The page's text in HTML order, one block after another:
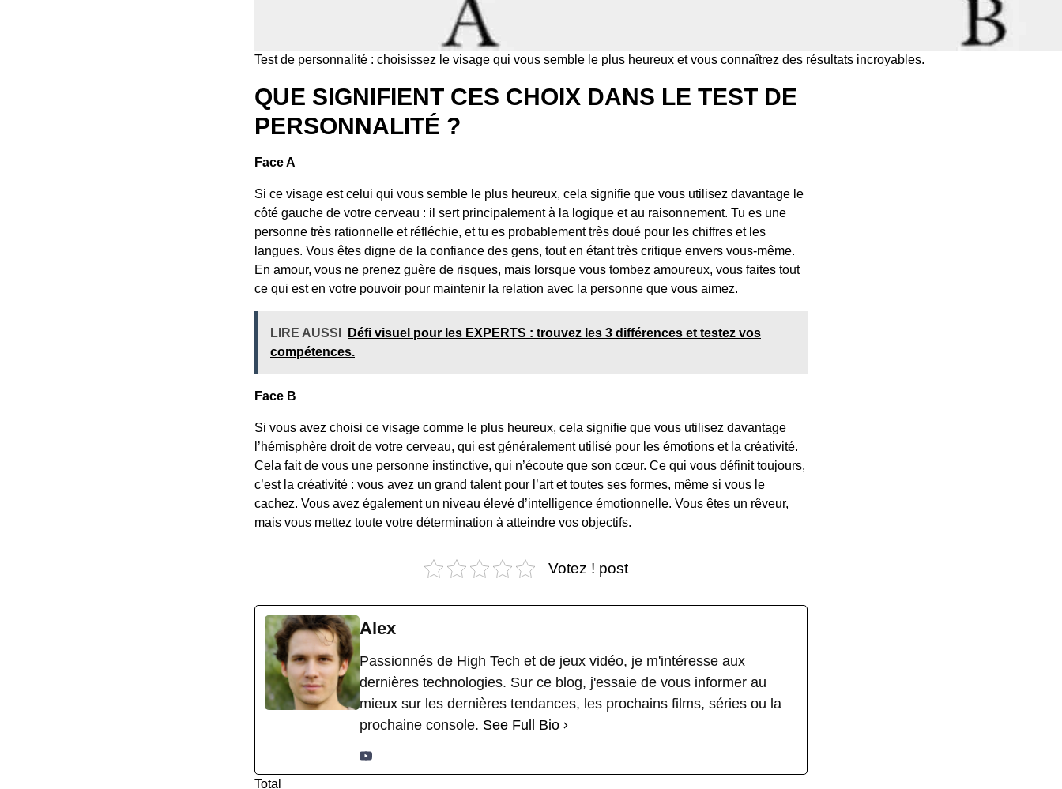
Test de personnalité : choisissez le visage qui vous semble le plus heureux et vous connaîtrez des résultats incroyables.
QUE SIGNIFIENT CES CHOIX DANS LE TEST DE
PERSONNALITÉ ?
Face A
Si ce visage est celui qui vous semble le plus heureux, cela signifie que vous utilisez davantage le
côté gauche de votre cerveau : il sert principalement à la logique et au raisonnement. Tu es une
personne très rationnelle et réfléchie, et tu es probablement très doué pour les chiffres et les
langues. Vous êtes digne de la confiance des gens, tout en étant très critique envers vous-même.
En amour, vous ne prenez guère de risques, mais lorsque vous tombez amoureux, vous faites tout
ce qui est en votre pouvoir pour maintenir la relation avec la personne que vous aimez.
LIRE AUSSI
Défi visuel pour les EXPERTS : trouvez les 3 différences et testez vos
compétences.
Face B
Si vous avez choisi ce visage comme le plus heureux, cela signifie que vous utilisez davantage
l’hémisphère droit de votre cerveau, qui est généralement utilisé pour les émotions et la créativité.
Cela fait de vous une personne instinctive, qui n’écoute que son cœur. Ce qui vous définit toujours,
c’est la créativité : vous avez un grand talent pour l’art et toutes ses formes, même si vous le
cachez. Vous avez également un niveau élevé d’intelligence émotionnelle. Vous êtes un rêveur,
mais vous mettez toute votre détermination à atteindre vos objectifs.
Votez ! post
Alex
Passionnés de High Tech et de jeux vidéo, je m'intéresse aux
dernières technologies. Sur ce blog, j'essaie de vous informer au
mieux sur les dernières tendances, les prochains films, séries ou la
prochaine console. See Full Bio
Total